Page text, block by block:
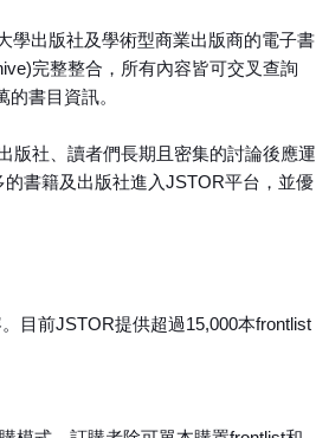
學出版社及學術型商業出版商的電子書
完整整合，所有內容皆可交叉查詢
書目資訊。
版社、讀者們長期且密集的討論後應運
書籍及出版社進入JSTOR平台，並優
目前JSTOR提供超過15,000本frontlist